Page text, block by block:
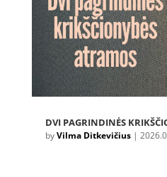
DVI PAGRINDINĖS
byVilma Ditkevičius|